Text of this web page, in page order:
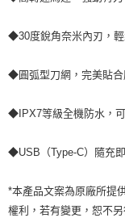
◆30度銳角奈米內刃，輕
◆圓弧型刀網，完美貼合
◆IPX7等級全機防水，可
◆USB（Type-C）隨充
*本產品文案為原廠所提
權利，若有變更，恕不另